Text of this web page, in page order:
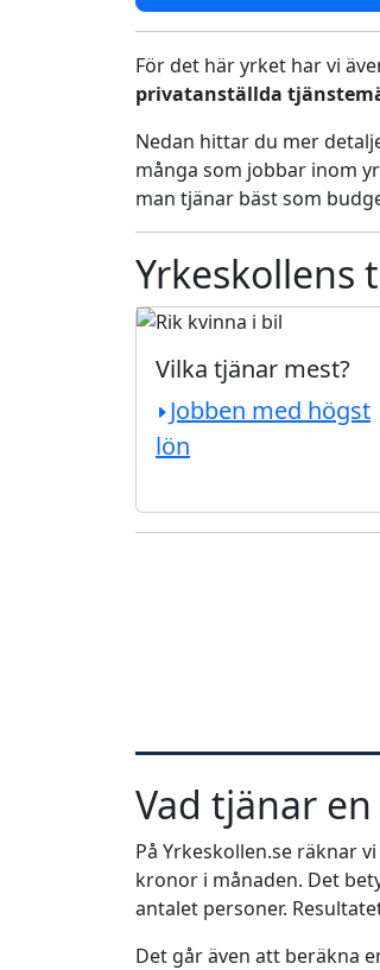
För det här yrket har vi
privatanställda
Nedan hittar du mer
många som jobbar inom
man tjänar bäst som
Yrkeskollens
Vilka tjänar mest?
Jobben med högst
lön
Vad tjänar
På Yrkeskollen.se räknar
kronor i månaden. Det
antalet personer.
Det går även att beräkna